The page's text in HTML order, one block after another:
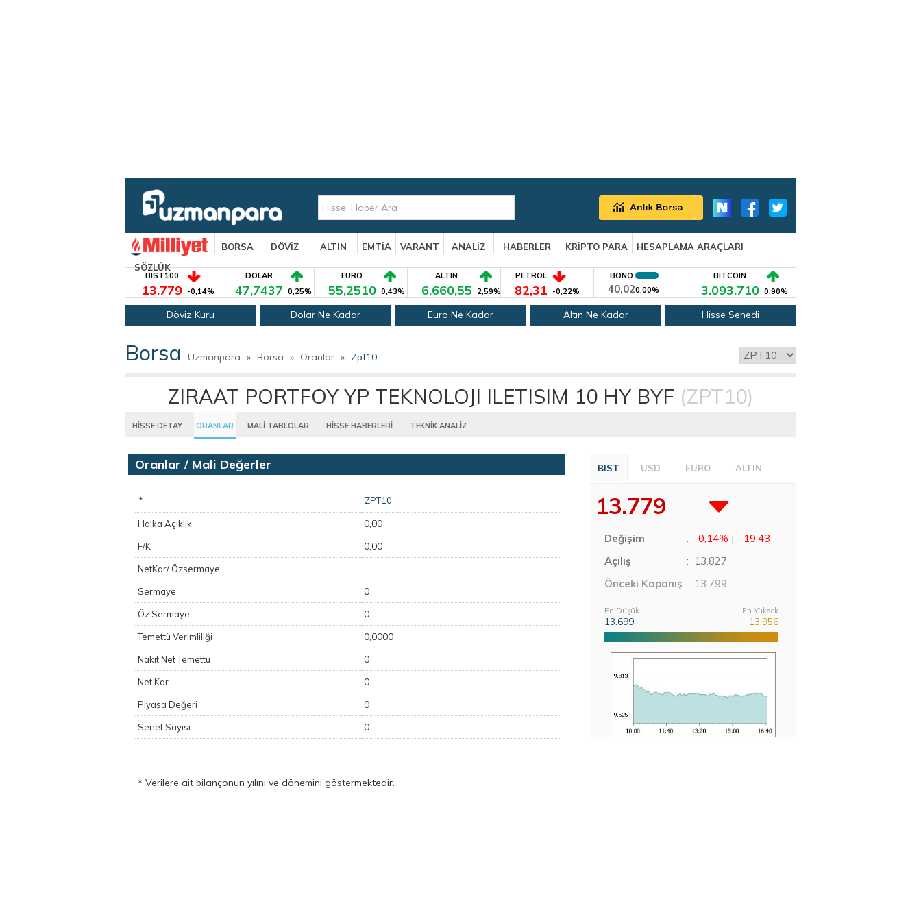
BORSA DÖVİZ ALTIN EMTİA VARANT ANALİZ HABERLER KRİPTO PARA
HESAPLAMA ARAÇLARI
SÖZLÜK
BIST100
13.779 -0,14%
DOLAR
47,7437 0,25%
EURO
55,2510 0,43%
ALTIN
6.660,55 2,59%
PETROL
82,31 -0,22%
BONO
40,020,00%
BITCOIN
3.093.710 0,90%
Döviz Kuru Dolar Ne Kadar Euro Ne Kadar Altın Ne Kadar Hisse Senedi
Borsa Uzmanpara » Borsa » Oranlar » Zpt10
ZIRAAT PORTFOY YP TEKNOLOJI ILETISIM 10 HY BYF (ZPT10)
HİSSE DETAY ORANLAR MALİ TABLOLAR HİSSE HABERLERİ TEKNİK ANALİZ
Oranlar / Mali Değerler
* ZPT10
Halka Açıklık 0,00
F/K 0,00
NetKar/ Özsermaye
Sermaye 0
Öz Sermaye 0
Temettü Verimliliği 0,0000
Nakit Net Temettü 0
Net Kar 0
Piyasa Değeri 0
Senet Sayısı 0
* Verilere ait bilançonun yılını ve dönemini göstermektedir.
BIST USD EURO ALTIN
13.779
Değişim : -0,14% | -19,43
Açılış
: 13.827
Önceki Kapanış : 13.799
En Düşük
13.699
En Yüksek
13.956